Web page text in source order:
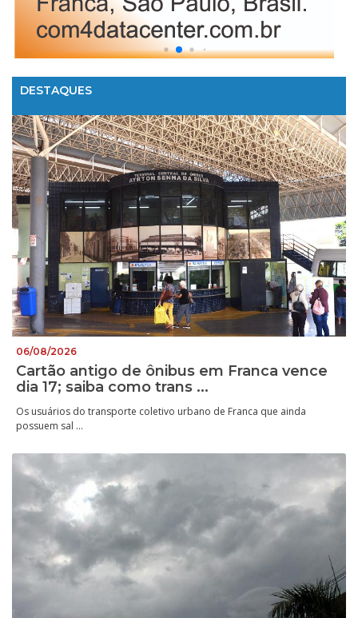
DESTAQUES
06/08/2026
Cartão antigo de ônibus em Franca vence
dia 17; saiba como trans ...
Os usuários do transporte coletivo urbano de Franca que ainda
possuem sal ...